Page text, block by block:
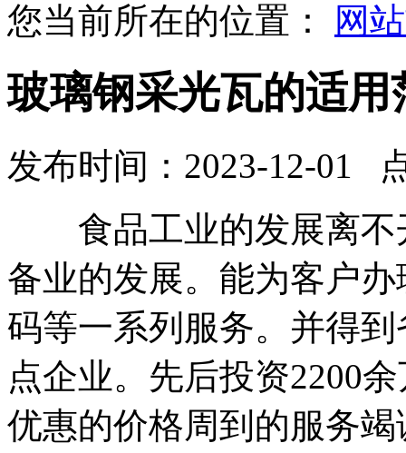
您当前所在的位置：
网
玻璃钢采光瓦的适用
发布时间：2023-12-01
食品工业的发展离不
备业的发展。能为客户
码等一系列服务。并得
点企业。先后投资2200
优惠的价格周到的服务